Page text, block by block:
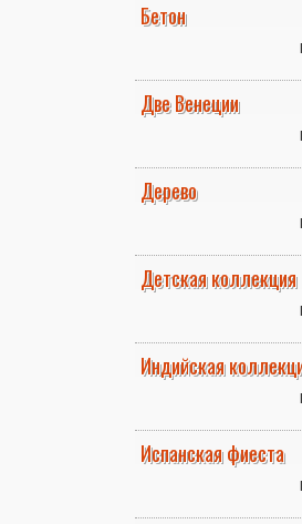
Бетон
Две Венеции
Дерево
Детская коллекция
Индийская
Испанская фиеста